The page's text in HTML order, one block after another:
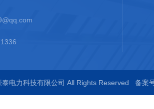
电力科技有限公司 All Rights Reserved 备案